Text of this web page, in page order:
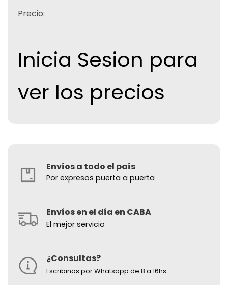
Precio:
Inicia Sesion para
ver los precios
Envíos a todo el país
Por expresos puerta a puerta
Envíos en el día en CABA
El mejor servicio
¿Consultas?
Escribinos por Whatsapp de 8 a 16hs